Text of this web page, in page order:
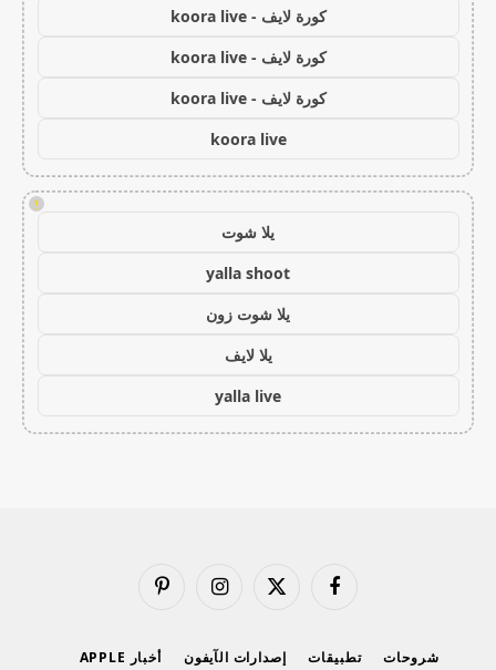
كورة لايف - koora live
كورة لايف - koora live
كورة لايف - koora live
koora live
!
يلا شوت
yalla shoot
يلا شوت زون
يلا لايف
yalla live
فيسبوك
X
الانستغرامبينتيريست
شروحات تطبيقات إصدارات الآيفون أخبار APPLE